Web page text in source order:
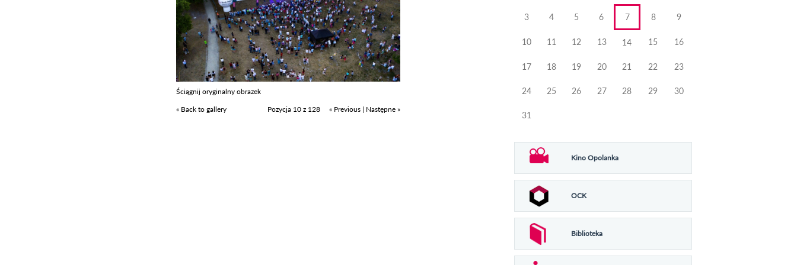
Ściągnij oryginalny obrazek
« Back to gallery
Pozycja 10 z 128 « Previous | Następne »
3 4 5 6 7 8 9
10 11 12 13 14 15 16
17 18 19 20 21 22 23
24 25 26 27 28 29 30
31
Kino Opolanka
OCK
Biblioteka